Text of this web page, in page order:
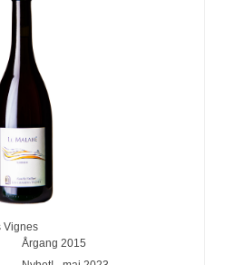
Vignes
Årgang 2015